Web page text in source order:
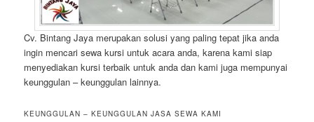
Cv. Bintang Jaya merupakan solusi yang paling tepat jika anda
ingin mencari sewa kursi untuk acara anda, karena kami siap
menyediakan kursi terbaik untuk anda dan kami juga mempunyai
keunggulan – keunggulan lainnya.
KEUNGGULAN – KEUNGGULAN JASA SEWA KAMI